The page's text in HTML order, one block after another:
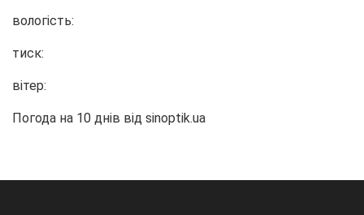
вологість:
тиск:
вітер:
Погода на 10 днів від sinoptik.ua